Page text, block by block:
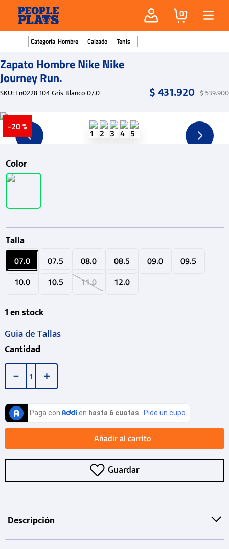
0
Hombre Calzado Tenis
Zapato Hombre Nike Nike
Journey Run.
SKU:Fn0228-104 Gris-Blanco 07.0 $431.920 $539.900
-20 %
Color
Talla
07.0 07.5 08.0 08.5 09.0
09.5
10.0
10.5 11.0 12.0
1en stock
Guia de Tallas
Cantidad
＋
－
Añadir al carrito
Descripción